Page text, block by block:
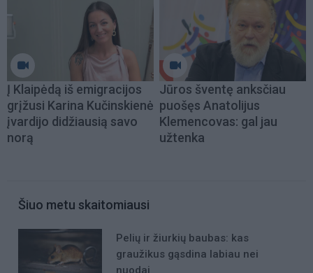
Į Klaipėdą iš emigracijos
grįžusi Karina Kučinskienė
įvardijo didžiausią savo
norą
Jūros šventę anksčiau
puošęs Anatolijus
Klemencovas: gal jau
užtenka
Šiuo metu skaitomiausi
Pelių ir žiurkių baubas: kas
graužikus gąsdina labiau nei
nuodai